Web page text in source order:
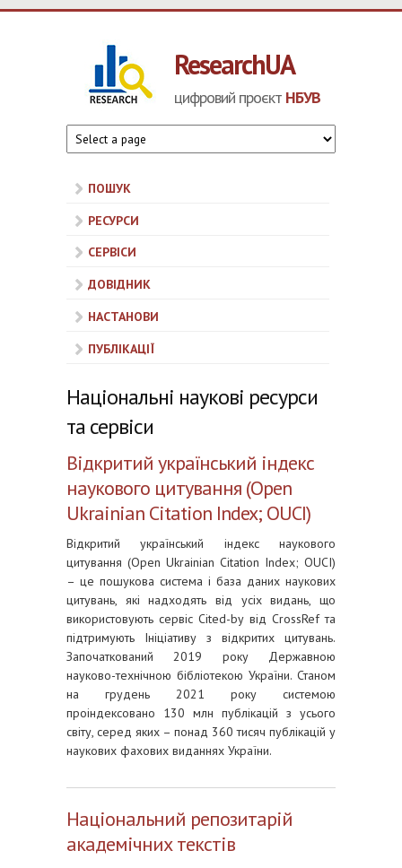
ResearchUA
цифровий проєкт НБУВ
ПОШУК
РЕСУРСИ
СЕРВІСИ
ДОВІДНИК
НАСТАНОВИ
ПУБЛІКАЦІЇ
Національні наукові ресурси
та сервіси
Відкритий український індекс
наукового цитування (Open
Ukrainian Citation Index; OUCI)
Відкритий український індекс наукового
цитування (Open Ukrainian Citation Index; OUCI)
– це пошукова система і база даних наукових
цитувань, які надходять від усіх видань, що
використовують сервіс Cited-by від CrossRef та
підтримують Ініціативу з відкритих цитувань.
Започаткований 2019 року Державною
науково-технічною бібліотекою України. Станом
на грудень 2021 року системою
проіндексовано 130 млн публікацій з усього
світу, серед яких – понад 360 тисяч публікацій у
наукових фахових виданнях України.
Національний репозитарій
академічних текстів